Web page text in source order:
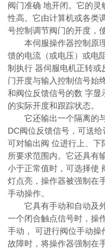
阀门准确 地开闭。它的
性高。它由计算机或各类
号控制调节阀门的开度，
本伺服操作器控制原理
馈的电流（或电压）或电
制执行 器伺服电机正转或
门开度与输入控制信号始
和阀位反馈信号的数 字显
的实际开度和跟踪状态。
它还输出一个隔离的与
DC阀位反馈信号，可送
可对输出阀 位进行上、
所要求范围内。它还具有
小于正常值时，可选择使
灯点亮，操作器被强制在
手动操作。
它具有手动和自动及外
一个闭合触点信号时，操
手动， 可进行阀位手动操
故障时，将操作器强制在